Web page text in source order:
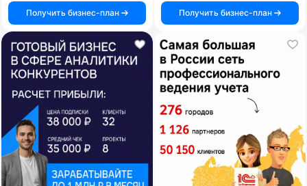
Получить бизнес-план
Получить бизнес-план